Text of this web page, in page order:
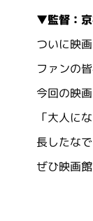
▼監督：
ついに映
ファンの
今回の映
「大人に
長したな
ぜひ映画